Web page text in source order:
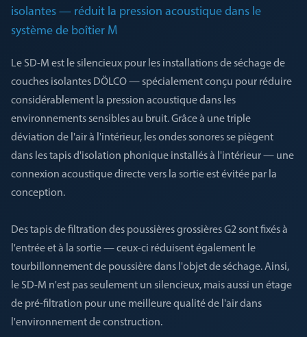
isolantes — réduit la pression acoustique dans le
système de boîtier M
Le SD-M est le silencieux pour les installations de séchage de
couches isolantes DÖLCO — spécialement conçu pour réduire
considérablement la pression acoustique dans les
environnements sensibles au bruit. Grâce à une triple
déviation de l'air à l'intérieur, les ondes sonores se piègent
dans les tapis d'isolation phonique installés à l'intérieur — une
connexion acoustique directe vers la sortie est évitée par la
conception.
Des tapis de filtration des poussières grossières G2 sont fixés à
l'entrée et à la sortie — ceux-ci réduisent également le
tourbillonnement de poussière dans l'objet de séchage. Ainsi,
le SD-M n'est pas seulement un silencieux, mais aussi un étage
de pré-filtration pour une meilleure qualité de l'air dans
l'environnement de construction.